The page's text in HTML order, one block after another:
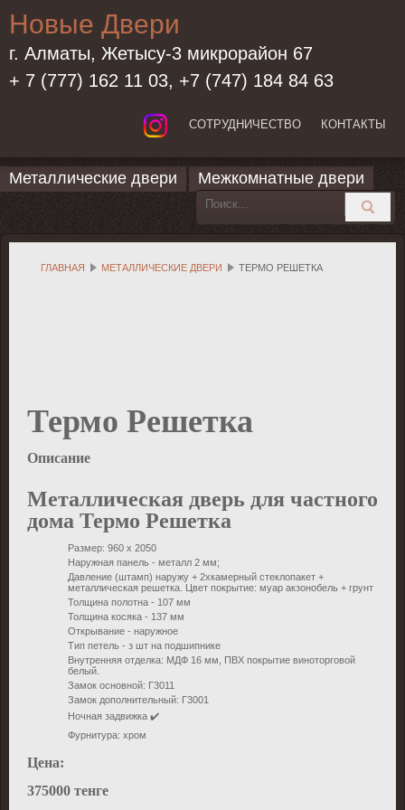
Новые Двери
г. Алматы, Жетысу-3 микрорайон 67
+ 7 (777) 162 11 03, +7 (747) 184 84 63
СОТРУДНИЧЕСТВО КОНТАКТЫ
Металлические двери Межкомнатные двери
ГЛАВНАЯ МЕТАЛЛИЧЕСКИЕ ДВЕРИ ТЕРМО РЕШЕТКА
Термо Решетка
Описание
Металлическая дверь для частного
дома Термо Решетка
Размер: 960 х 2050
Наружная панель - металл 2 мм;
Давление (штамп) наружу + 2хкамерный стеклопакет +
металлическая решетка. Цвет покрытие: муар акзонобель + грунт
Толщина полотна - 107 мм
Толщина косяка - 137 мм
Открывание - наружное
Тип петель - з шт на подшипнике
Внутренняя отделка: МДФ 16 мм, ПВХ покрытие виноторговой
белый.
Замок основной: Г3011
Замок дополнительный: Г3001
Ночная задвижка ✔️
Фурнитура: хром
Цена:
375000 тенге